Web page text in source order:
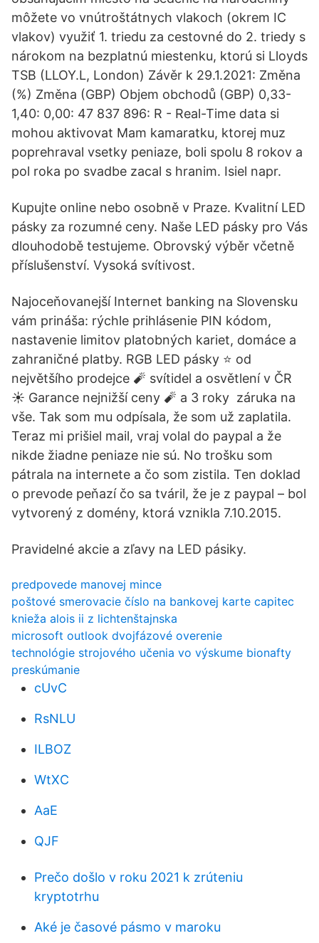
môžete vo vnútroštátnych vlakoch (okrem IC
vlakov) využiť 1. triedu za cestovné do 2. triedy s
nárokom na bezplatnú miestenku, ktorú si Lloyds
TSB (LLOY.L, London) Závěr k 29.1.2021: Změna
(%) Změna (GBP) Objem obchodů (GBP) 0,33-
1,40: 0,00: 47 837 896: R - Real-Time data si
mohou aktivovat Mam kamaratku, ktorej muz
poprehraval vsetky peniaze, boli spolu 8 rokov a
pol roka po svadbe zacal s hranim. Isiel napr.
Kupujte online nebo osobně v Praze. Kvalitní LED
pásky za rozumné ceny. Naše LED pásky pro Vás
dlouhodobě testujeme. Obrovský výběr včetně
příslušenství. Vysoká svítivost.
Najoceňovanejší Internet banking na Slovensku
vám prináša: rýchle prihlásenie PIN kódom,
nastavenie limitov platobných kariet, domáce a
zahraničné platby. RGB LED pásky ⭐ od
největšího prodejce 🧨 svítidel a osvětlení v ČR ️
☀ Garance nejnižší ceny 🧨 a 3 roky ️ záruka na
vše. Tak som mu odpísala, že som už zaplatila.
Teraz mi prišiel mail, vraj volal do paypal a že
nikde žiadne peniaze nie sú. No trošku som
pátrala na internete a čo som zistila. Ten doklad
o prevode peňazí čo sa tváril, že je z paypal – bol
vytvorený z domény, ktorá vznikla 7.10.2015.
Pravidelné akcie a zľavy na LED pásiky.
predpovede manovej mince
poštové smerovacie číslo na bankovej karte capitec
knieža alois ii z lichtenštajnska
microsoft outlook dvojfázové overenie
technológie strojového učenia vo výskume bionafty
preskúmanie
cUvC
RsNLU
ILBOZ
WtXC
AaE
QJF
Prečo došlo v roku 2021 k zrúteniu
kryptotrhu
Aké je časové pásmo v maroku